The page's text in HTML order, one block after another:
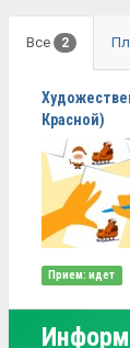
Все 2
Красной)
Прием: идет